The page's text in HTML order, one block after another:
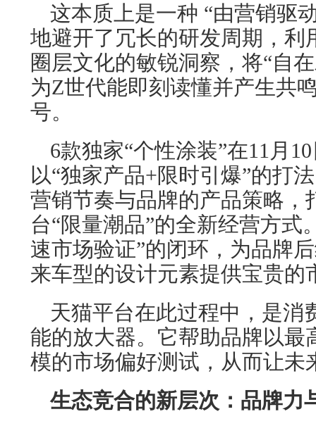
这本质上是一种 “由营销驱
地避开了冗长的研发周期，利
圈层文化的敏锐洞察，将“自
为Z世代能即刻读懂并产生共
号。
6款独家“个性涂装”在11月
以“独家产品+限时引爆”的打
营销节奏与品牌的产品策略，
台“限量潮品”的全新经营方式
速市场验证”的闭环，为品牌
来车型的设计元素提供宝贵的
天猫平台在此过程中，是消
能的放大器。它帮助品牌以最
模的市场偏好测试，从而让未
生态竞合的新层次：品牌力